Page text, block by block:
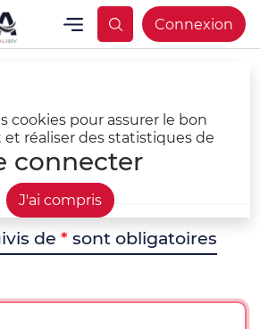
à la
Aller au
contenu
principal
Consulter
le plan du
site
des agents d'Auby
Menu principal
Menu Connexion
connecter
de * sont obligatoires
cookies pour assurer le bon
réaliser des statistiques de
J'ai compris